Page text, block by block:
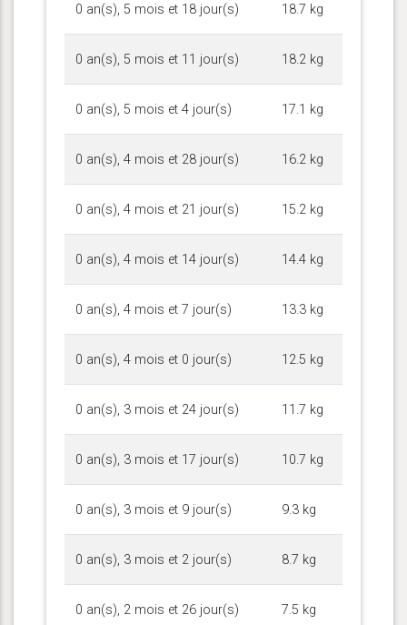
0 an(s), 5 mois et 18 jour(s) 18.7 kg
0 an(s), 5 mois et 11 jour(s) 18.2 kg
0 an(s), 5 mois et 4 jour(s) 17.1 kg
0 an(s), 4 mois et 28 jour(s) 16.2 kg
0 an(s), 4 mois et 21 jour(s) 15.2 kg
0 an(s), 4 mois et 14 jour(s) 14.4 kg
0 an(s), 4 mois et 7 jour(s) 13.3 kg
0 an(s), 4 mois et 0 jour(s) 12.5 kg
0 an(s), 3 mois et 24 jour(s) 11.7 kg
0 an(s), 3 mois et 17 jour(s) 10.7 kg
0 an(s), 3 mois et 9 jour(s) 9.3 kg
0 an(s), 3 mois et 2 jour(s) 8.7 kg
0 an(s), 2 mois et 26 jour(s) 7.5 kg